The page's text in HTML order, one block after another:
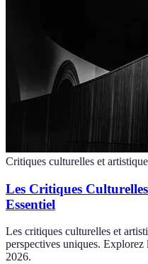
Critiques culturelles et
Les Critiques
Essentiel
Les critiques culturelles et
perspectives uniques.
2026.